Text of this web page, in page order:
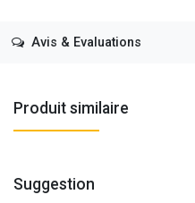
Avis & Evaluations
Produit similaire
Suggestion